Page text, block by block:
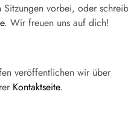
vorbei, oder
. Wir freuen uns auf dich!
veröffentlichen wir über
Kontaktseite.